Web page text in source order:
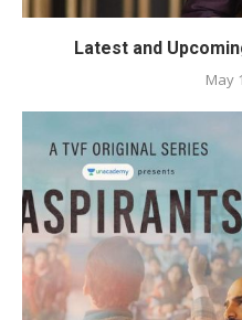
Latest and
May